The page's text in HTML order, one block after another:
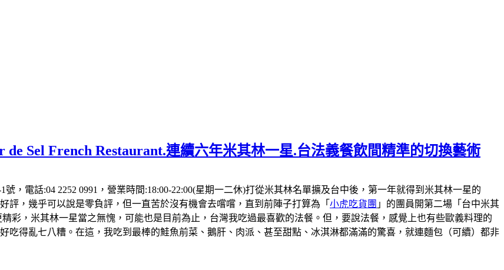
de Sel French Restaurant.連續六年米其林一星.台法義餐飲間精準的切換藝術
號，電話:04 2252 0991，營業時間:18:00-22:00(星期一二休)打從米其林名單擴及台中後，第一年就得到米其林一星的
評，幾乎可以說是零負評，但一直苦於沒有機會去嚐嚐，直到前陣子打算為「 小虎吃貨團 」的團員開第二場「台中米其
彩，米其林一星當之無愧，可能也是目前為止，台灣我吃過最喜歡的法餐。但，要說法餐，感覺上也有些歐義料理的
吃得亂七八糟。在這，我吃到最棒的鮭魚前菜、鵝肝、肉派、甚至甜點、冰淇淋都滿滿的驚喜，就連麵包（可續）都非